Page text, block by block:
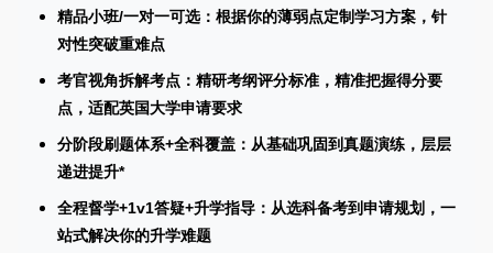
精品小班/一对一可选：根据你的薄弱点定制学习方案，针
对性突破重难点
考官视角拆解考点：精研考纲评分标准，精准把握得分要
点，适配英国大学申请要求
分阶段刷题体系+全科覆盖：从基础巩固到真题演练，层层
递进提升*
全程督学+1v1答疑+升学指导：从选科备考到申请规划，一
站式解决你的升学难题